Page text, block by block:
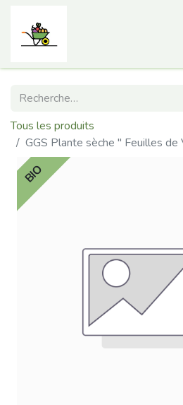
Tous les produits
GGS Plante sèche " Feuilles de
BIO